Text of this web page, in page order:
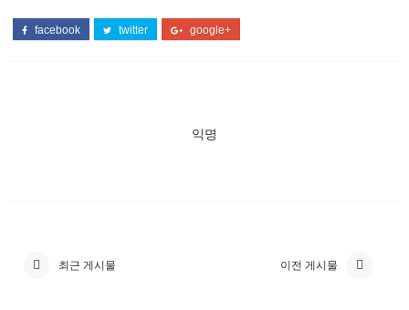
facebook twitter google+
익명
최근 게시물 이전 게시물